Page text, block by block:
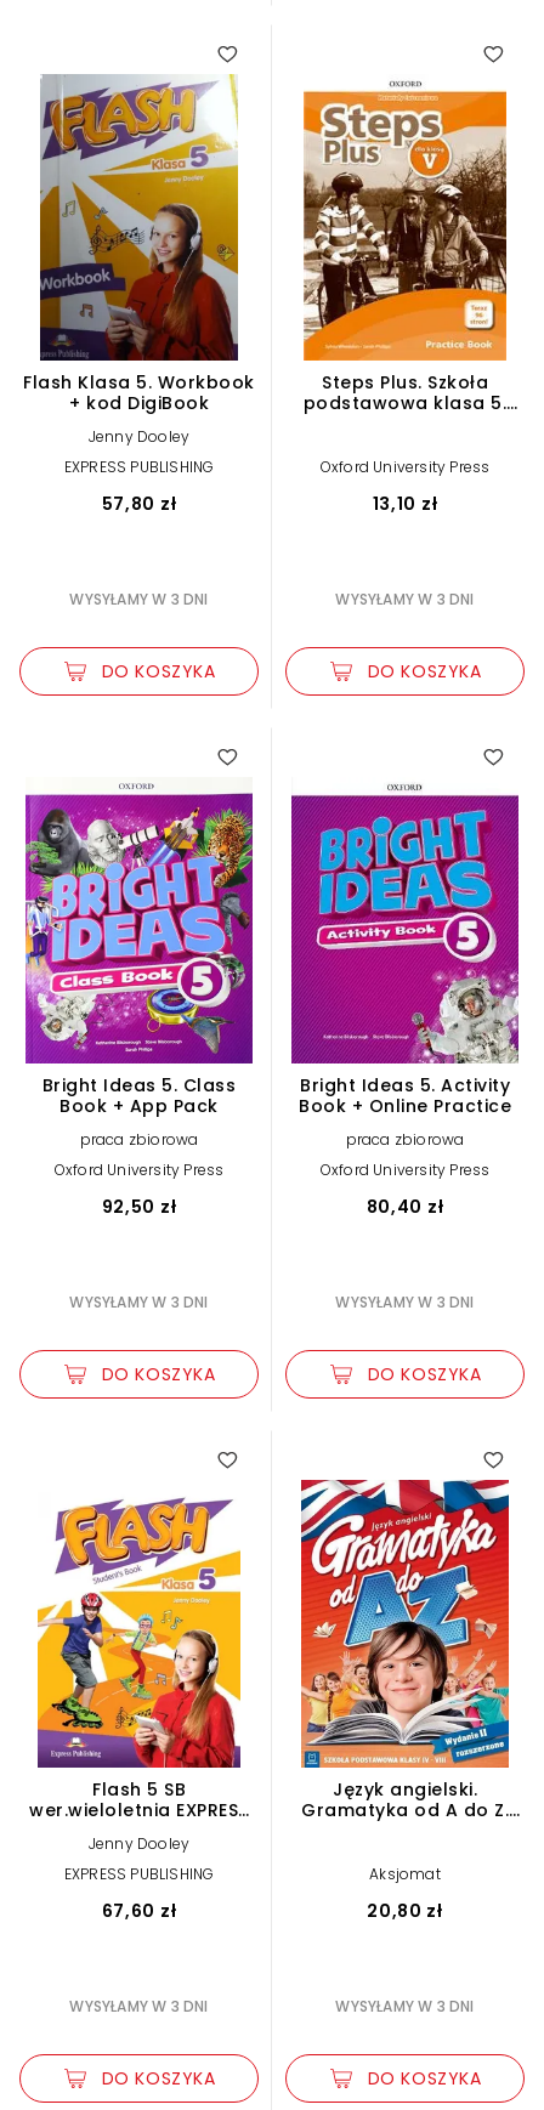
Flash Klasa 5. Workbook
+ kod DigiBook
Jenny Dooley
EXPRESS PUBLISHING
57,80 zł
WYSYŁAMY W 3 DNI
DO KOSZYKA
Steps Plus. Szkoła
podstawowa klasa 5.
Oxford University Press
13,10 zł
WYSYŁAMY W 3 DNI
DO KOSZYKA
Bright Ideas 5. Class
Book + App Pack
praca zbiorowa
Oxford University Press
92,50 zł
WYSYŁAMY W 3 DNI
DO KOSZYKA
Bright Ideas 5. Activity
Book + Online Practice
praca zbiorowa
Oxford University Press
80,40 zł
WYSYŁAMY W 3 DNI
DO KOSZYKA
Flash 5 SB
wer.wieloletnia EXPRESS
Jenny Dooley
EXPRESS PUBLISHING
67,60 zł
WYSYŁAMY W 3 DNI
DO KOSZYKA
Język angielski.
Gramatyka od A do Z.
rozszerzone
Aksjomat
20,80 zł
WYSYŁAMY W 3 DNI
DO KOSZYKA